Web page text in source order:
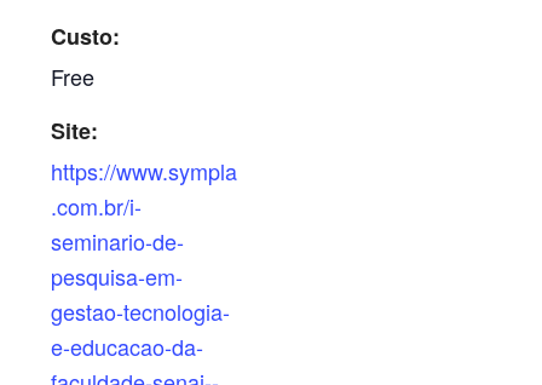
Custo:
Free
Site:
https://www.sympla
.com.br/i-
seminario-de-
pesquisa-em-
gestao-tecnologia-
e-educacao-da-